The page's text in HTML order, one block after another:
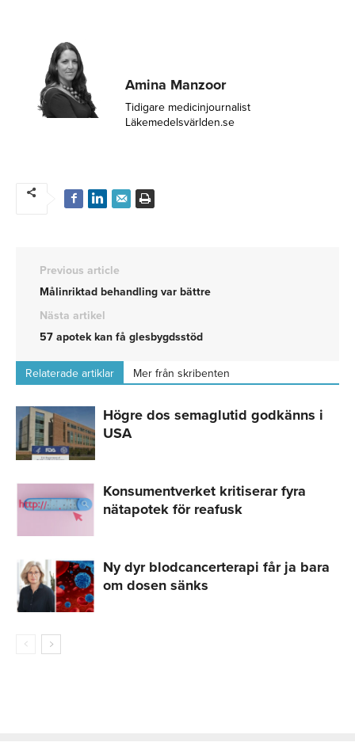
Amina Manzoor
Tidigare medicinjournalist
Läkemedelsvärlden.se
Previous article
Målinriktad behandling var bättre
Nästa artikel
57 apotek kan få glesbygdsstöd
Relaterade artiklar Mer från skribenten
Högre dos semaglutid godkänns i
USA
Konsumentverket kritiserar fyra
nätapotek för reafusk
Ny dyr blodcancerterapi får ja bara
om dosen sänks